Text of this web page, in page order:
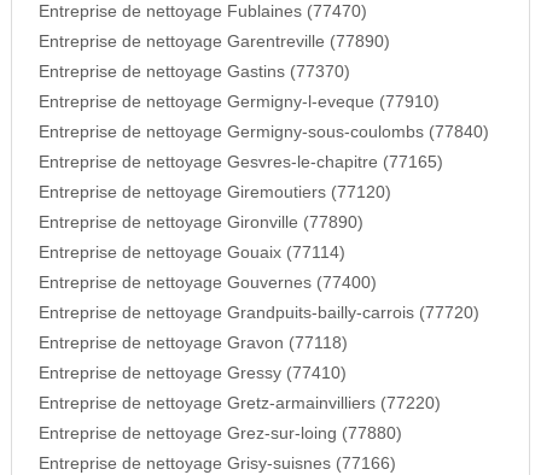
Entreprise de nettoyage Fublaines (77470)
Entreprise de nettoyage Garentreville (77890)
Entreprise de nettoyage Gastins (77370)
Entreprise de nettoyage Germigny-l-eveque (77910)
Entreprise de nettoyage Germigny-sous-coulombs (77840)
Entreprise de nettoyage Gesvres-le-chapitre (77165)
Entreprise de nettoyage Giremoutiers (77120)
Entreprise de nettoyage Gironville (77890)
Entreprise de nettoyage Gouaix (77114)
Entreprise de nettoyage Gouvernes (77400)
Entreprise de nettoyage Grandpuits-bailly-carrois (77720)
Entreprise de nettoyage Gravon (77118)
Entreprise de nettoyage Gressy (77410)
Entreprise de nettoyage Gretz-armainvilliers (77220)
Entreprise de nettoyage Grez-sur-loing (77880)
Entreprise de nettoyage Grisy-suisnes (77166)